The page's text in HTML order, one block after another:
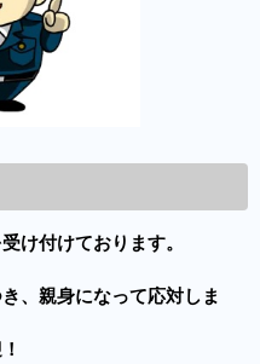
け付けております。
、親身になって応対しま